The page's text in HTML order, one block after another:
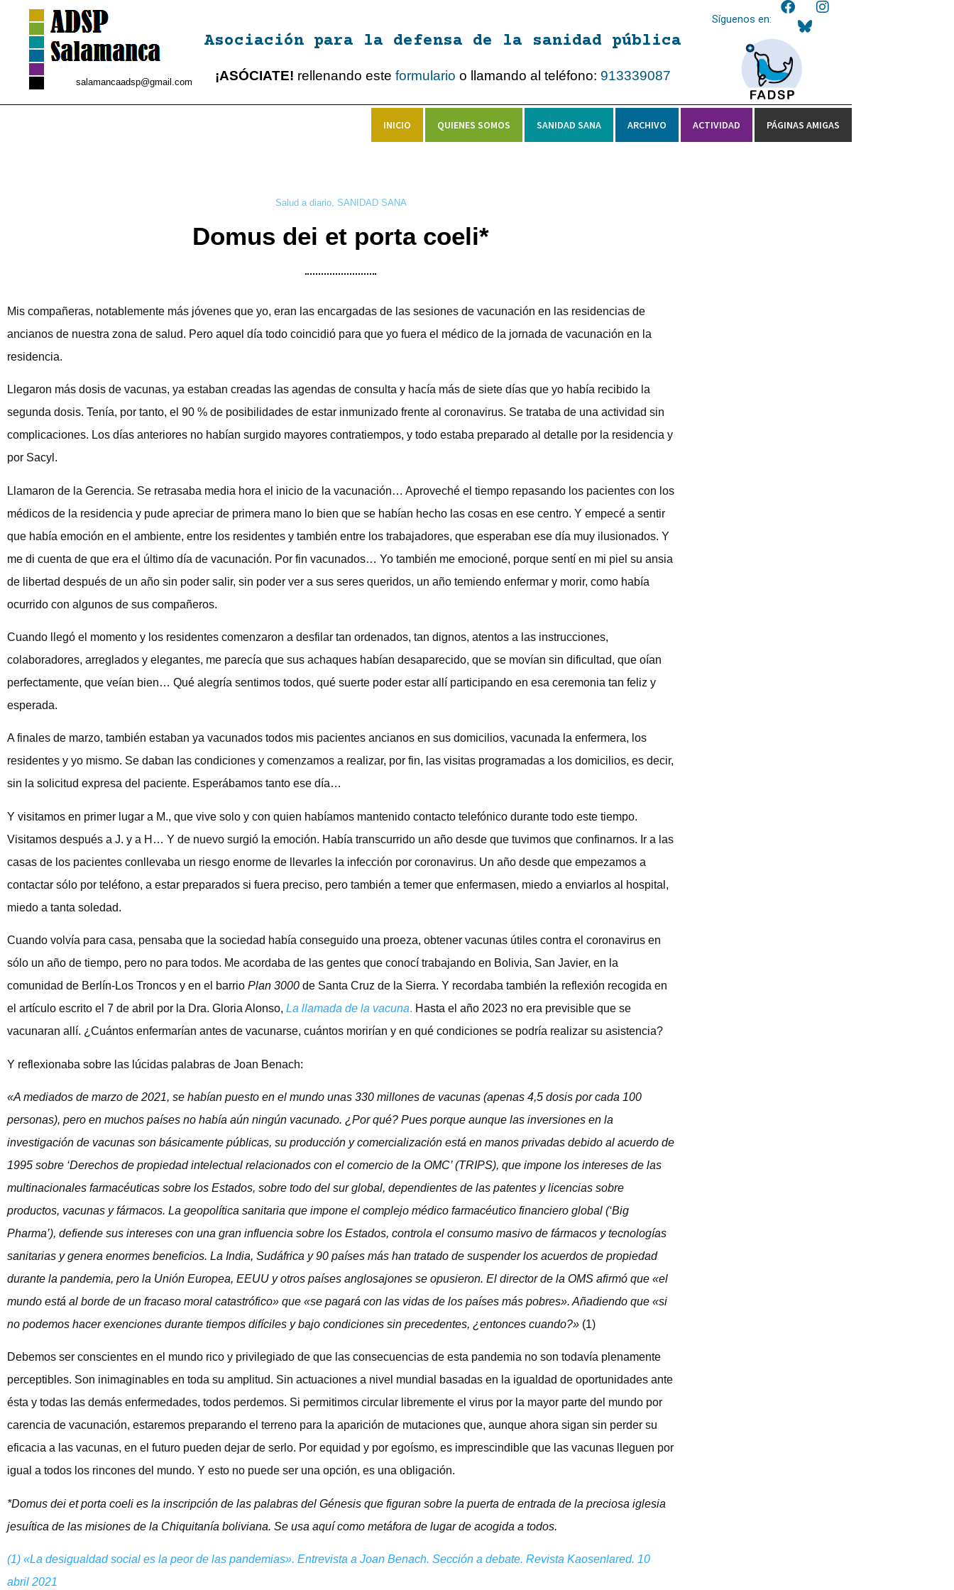
salamancaadsp@gmail.com
Asociación para la defensa de la sanidad pública
¡ASÓCIATE! rellenando esteformulario o llamando al teléfono: 913339087
Síguenos en:
INICIO QUIENES SOMOS SANIDAD SANA ARCHIVO ACTIVIDAD PÁGINAS AMIGAS
Salud a diario, SANIDAD SANA
Domus dei et porta coeli*
Mis compañeras, notablemente más jóvenes que yo, eran las encargadas de las sesiones de vacunación en las residencias de
ancianos de nuestra zona de salud. Pero aquel día todo coincidió para que yo fuera el médico de la jornada de vacunación en la
residencia.
Llegaron más dosis de vacunas, ya estaban creadas las agendas de consulta y hacía más de siete días que yo había recibido la
segunda dosis. Tenía, por tanto, el 90 % de posibilidades de estar inmunizado frente al coronavirus. Se trataba de una actividad sin
complicaciones. Los días anteriores no habían surgido mayores contratiempos, y todo estaba preparado al detalle por la residencia y
por Sacyl.
Llamaron de la Gerencia. Se retrasaba media hora el inicio de la vacunación… Aproveché el tiempo repasando los pacientes con los
médicos de la residencia y pude apreciar de primera mano lo bien que se habían hecho las cosas en ese centro. Y empecé a sentir
que había emoción en el ambiente, entre los residentes y también entre los trabajadores, que esperaban ese día muy ilusionados. Y
me di cuenta de que era el último día de vacunación. Por fin vacunados… Yo también me emocioné, porque sentí en mi piel su ansia
de libertad después de un año sin poder salir, sin poder ver a sus seres queridos, un año temiendo enfermar y morir, como había
ocurrido con algunos de sus compañeros.
Cuando llegó el momento y los residentes comenzaron a desfilar tan ordenados, tan dignos, atentos a las instrucciones,
colaboradores, arreglados y elegantes, me parecía que sus achaques habían desaparecido, que se movían sin dificultad, que oían
perfectamente, que veían bien… Qué alegría sentimos todos, qué suerte poder estar allí participando en esa ceremonia tan feliz y
esperada.
A finales de marzo, también estaban ya vacunados todos mis pacientes ancianos en sus domicilios, vacunada la enfermera, los
residentes y yo mismo. Se daban las condiciones y comenzamos a realizar, por fin, las visitas programadas a los domicilios, es decir,
sin la solicitud expresa del paciente. Esperábamos tanto ese día…
Y visitamos en primer lugar a M., que vive solo y con quien habíamos mantenido contacto telefónico durante todo este tiempo.
Visitamos después a J. y a H… Y de nuevo surgió la emoción. Había transcurrido un año desde que tuvimos que confinarnos. Ir a las
casas de los pacientes conllevaba un riesgo enorme de llevarles la infección por coronavirus. Un año desde que empezamos a
contactar sólo por teléfono, a estar preparados si fuera preciso, pero también a temer que enfermasen, miedo a enviarlos al hospital,
miedo a tanta soledad.
Cuando volvía para casa, pensaba que la sociedad había conseguido una proeza, obtener vacunas útiles contra el coronavirus en
sólo un año de tiempo, pero no para todos. Me acordaba de las gentes que conocí trabajando en Bolivia, San Javier, en la
comunidad de Berlín-Los Troncos y en el barrio Plan 3000 de Santa Cruz de la Sierra. Y recordaba también la reflexión recogida en
el artículo escrito el 7 de abril por la Dra. Gloria Alonso, La llamada de la vacuna. Hasta el año 2023 no era previsible que se
vacunaran allí. ¿Cuántos enfermarían antes de vacunarse, cuántos morirían y en qué condiciones se podría realizar su asistencia?
Y reflexionaba sobre las lúcidas palabras de Joan Benach:
«A mediados de marzo de 2021, se habían puesto en el mundo unas 330 millones de vacunas (apenas 4,5 dosis por cada 100
personas), pero en muchos países no había aún ningún vacunado. ¿Por qué? Pues porque aunque las inversiones en la
investigación de vacunas son básicamente públicas, su producción y comercialización está en manos privadas debido al acuerdo de
1995 sobre ‘Derechos de propiedad intelectual relacionados con el comercio de la OMC’ (TRIPS), que impone los intereses de las
multinacionales farmacéuticas sobre los Estados, sobre todo del sur global, dependientes de las patentes y licencias sobre
productos, vacunas y fármacos. La geopolítica sanitaria que impone el complejo médico farmacéutico financiero global (‘Big
Pharma’), defiende sus intereses con una gran influencia sobre los Estados, controla el consumo masivo de fármacos y tecnologías
sanitarias y genera enormes beneficios. La India, Sudáfrica y 90 países más han tratado de suspender los acuerdos de propiedad
durante la pandemia, pero la Unión Europea, EEUU y otros países anglosajones se opusieron. El director de la OMS afirmó que «el
mundo está al borde de un fracaso moral catastrófico» que «se pagará con las vidas de los países más pobres». Añadiendo que «si
no podemos hacer exenciones durante tiempos difíciles y bajo condiciones sin precedentes, ¿entonces cuando?» (1)
Debemos ser conscientes en el mundo rico y privilegiado de que las consecuencias de esta pandemia no son todavía plenamente
perceptibles. Son inimaginables en toda su amplitud. Sin actuaciones a nivel mundial basadas en la igualdad de oportunidades ante
ésta y todas las demás enfermedades, todos perdemos. Si permitimos circular libremente el virus por la mayor parte del mundo por
carencia de vacunación, estaremos preparando el terreno para la aparición de mutaciones que, aunque ahora sigan sin perder su
eficacia a las vacunas, en el futuro pueden dejar de serlo. Por equidad y por egoísmo, es imprescindible que las vacunas lleguen por
igual a todos los rincones del mundo. Y esto no puede ser una opción, es una obligación.
*Domus dei et porta coeli es la inscripción de las palabras del Génesis que figuran sobre la puerta de entrada de la preciosa iglesia
jesuítica de las misiones de la Chiquitanía boliviana. Se usa aquí como metáfora de lugar de acogida a todos.
(1) «La desigualdad social es la peor de las pandemias». Entrevista a Joan Benach. Sección a debate. Revista Kaosenlared. 10
abril 2021